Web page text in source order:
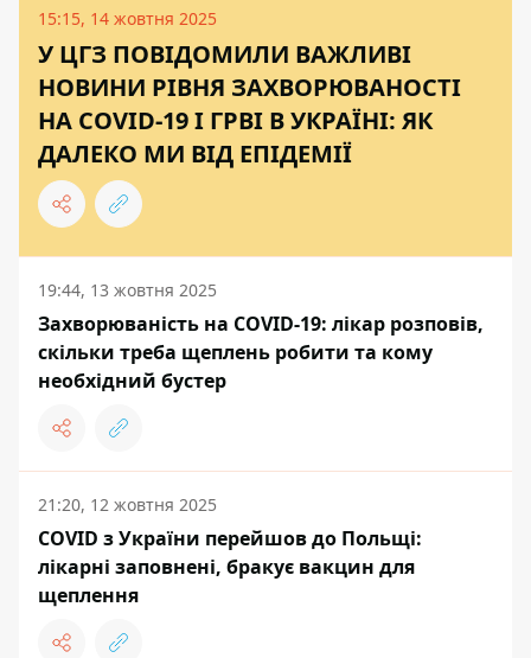
15:15, 14 жовтня 2025
У ЦГЗ ПОВІДОМИЛИ ВАЖЛИВІ
НОВИНИ РІВНЯ ЗАХВОРЮВАНОСТІ
НА COVID-19 І ГРВІ В УКРАЇНІ: ЯК
ДАЛЕКО МИ ВІД ЕПІДЕМІЇ
19:44, 13 жовтня 2025
Захворюваність на COVID-19: лікар розповів,
скільки треба щеплень робити та кому
необхідний бустер
21:20, 12 жовтня 2025
COVID з України перейшов до Польщі:
лікарні заповнені, бракує вакцин для
щеплення